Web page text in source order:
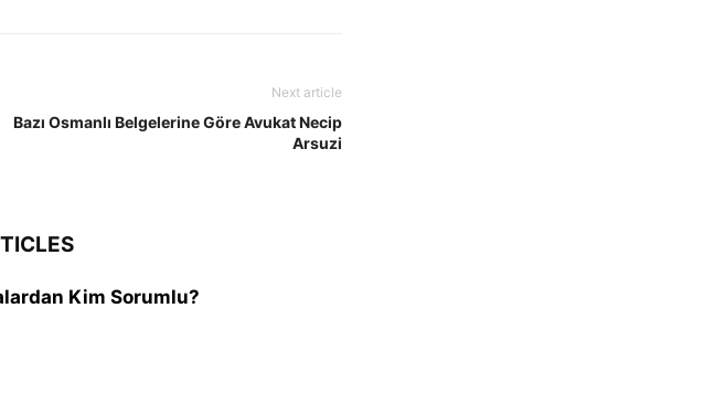
Next article
Bazı Osmanlı Belgelerine Göre Avukat Necip
Arsuzi
Kim Sorumlu?